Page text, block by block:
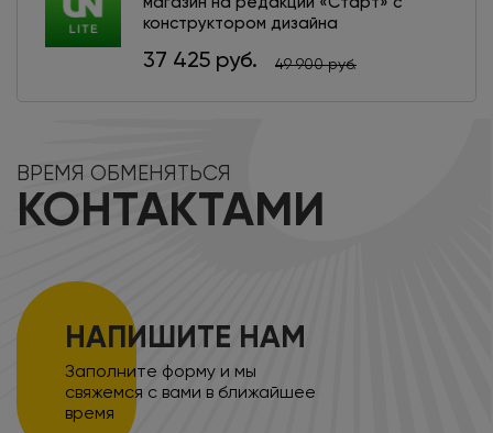
конструктором дизайна
37 425 руб. 49 900 руб.
ВРЕМЯ ОБМЕНЯТЬСЯ
КОНТАКТАМИ
НАПИШИТЕ НАМ
Заполните форму и мы
свяжемся с вами в ближайшее
время